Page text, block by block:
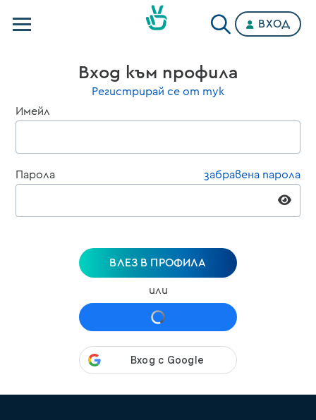
Категории
ВХОД
Вход към профила
Регистрирай се от тук
Имейл
Парола забравена парола
ВЛЕЗ В ПРОФИЛА
или